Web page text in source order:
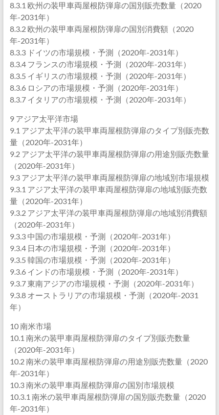
8.3.1 欧州の装甲車両屋根防弾扉の国別販売数量（2020
年-2031年）
8.3.2 欧州の装甲車両屋根防弾扉の国別消費額（2020
年-2031年）
8.3.3 ドイツの市場規模・予測（2020年-2031年）
8.3.4 フランスの市場規模・予測（2020年-2031年）
8.3.5 イギリスの市場規模・予測（2020年-2031年）
8.3.6 ロシアの市場規模・予測（2020年-2031年）
8.3.7 イタリアの市場規模・予測（2020年-2031年）
9 アジア太平洋市場
9.1 アジア太平洋の装甲車両屋根防弾扉のタイプ別販売数
量（2020年-2031年）
9.2 アジア太平洋の装甲車両屋根防弾扉の用途別販売数量
（2020年-2031年）
9.3 アジア太平洋の装甲車両屋根防弾扉の地域別市場規模
9.3.1 アジア太平洋の装甲車両屋根防弾扉の地域別販売数
量（2020年-2031年）
9.3.2 アジア太平洋の装甲車両屋根防弾扉の地域別消費額
（2020年-2031年）
9.3.3 中国の市場規模・予測（2020年-2031年）
9.3.4 日本の市場規模・予測（2020年-2031年）
9.3.5 韓国の市場規模・予測（2020年-2031年）
9.3.6 インドの市場規模・予測（2020年-2031年）
9.3.7 東南アジアの市場規模・予測（2020年-2031年）
9.3.8 オーストラリアの市場規模・予測（2020年-2031
年）
10 南米市場
10.1 南米の装甲車両屋根防弾扉のタイプ別販売数量
（2020年-2031年）
10.2 南米の装甲車両屋根防弾扉の用途別販売数量（2020
年-2031年）
10.3 南米の装甲車両屋根防弾扉の国別市場規模
10.3.1 南米の装甲車両屋根防弾扉の国別販売数量（2020
年-2031年）